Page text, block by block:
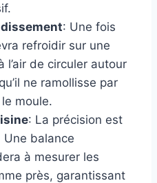
: Une fois
refroidir sur une
l’air de circuler autour
ne ramollisse par
moule.
: La précision est
Une balance
à mesurer les
près, garantissant